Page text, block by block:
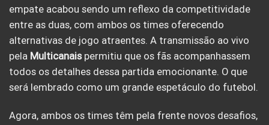
empate acabou sendo um reflexo da competitividade
entre as duas, com ambos os times oferecendo
alternativas de jogo atraentes. A transmissão ao vivo
pela Multicanaispermitiu que os fãs acompanhassem
todos os detalhes dessa partida emocionante. O que
será lembrado como um grande espetáculo do futebol.
Agora, ambos os times têm pela frente novos desafios,